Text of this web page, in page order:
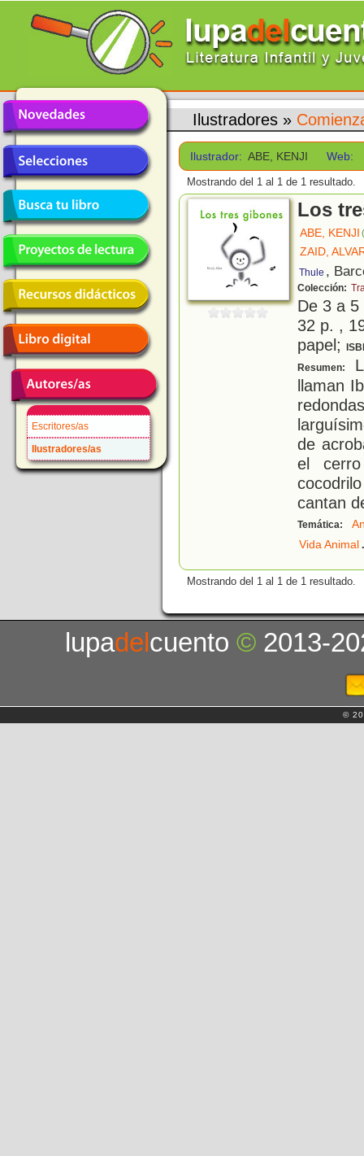
Escritores/as
Ilustradores/as
Ilustradores »
Ilustrador: ABE, KENJI Web:
Mostrando del 1 al 1 de 1 resultado.
Los
ABE, KENJI
ZAID,
Thule ,
Colección:
De 3 a
32 p. ,
papel;
Resumen:
llaman
de
el
cantan
Temática:
Vida Animal
Mostrando del 1 al 1 de 1 resultado.
lupadelcuento© 2013-
©